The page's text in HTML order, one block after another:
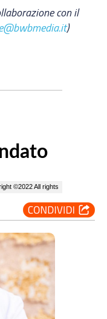
con il
)